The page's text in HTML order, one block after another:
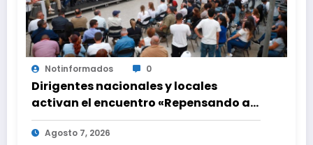
Notinformados 0
Dirigentes nacionales y locales
activan el encuentro «Repensando a
Venezuela» para impulsar propuestas
desde las comunidades
Agosto 7, 2026